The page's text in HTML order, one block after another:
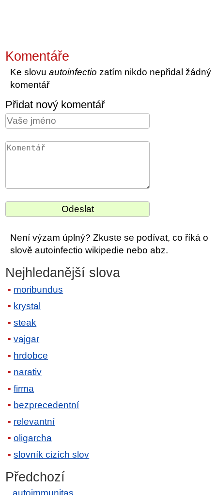
Komentáře
Ke slovuautoinfectio zatím nikdo nepřidal žádný
komentář
Přidat nový komentář
Není výzam úplný? Zkuste se podívat, co říká o
slově autoinfectio wikipedie nebo abz.
Nejhledanější slova
moribundus
krystal
steak
vajgar
hrdobce
narativ
firma
bezprecedentní
relevantní
oligarcha
slovník cizích slov
Předchozí